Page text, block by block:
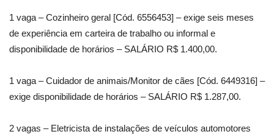
1 vaga – Cozinheiro geral [Cód. 6556453] – exige seis meses
de experiência em carteira de trabalho ou informal e
disponibilidade de horários – SALÁRIO R$ 1.400,00.
1 vaga – Cuidador de animais/Monitor de cães [Cód. 6449316] –
exige disponibilidade de horários – SALÁRIO R$ 1.287,00.
2 vagas – Eletricista de instalações de veículos automotores